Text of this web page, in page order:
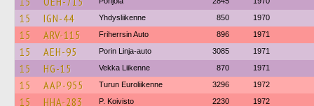
15 IGN-44 Yhdysliikenne 850 1970
15 ARV-115 Friherrsin Auto 896 1971
15 AEH-95 Porin Linja-auto 3085 1971
15 HG-15 Vekka Liikenne 870 1971
15 AAP-955 Turun Euroliikenne 3296 1972
15 HHA-283 P. Koivisto 2230 1972